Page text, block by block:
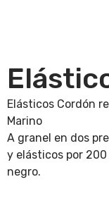
Elásticos Cordón
Marino
A granel en dos
y elásticos por
negro.